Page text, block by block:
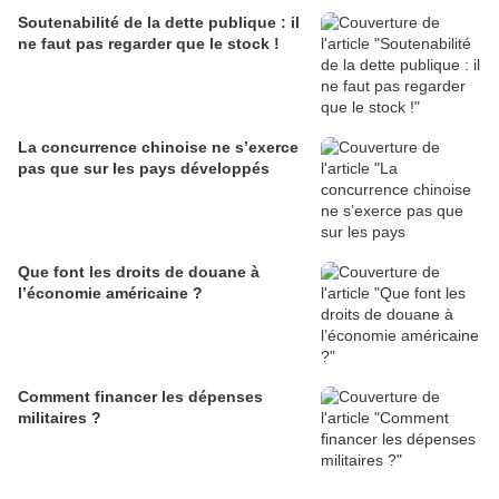
Soutenabilité de la dette publique : il
ne faut pas regarder que le stock !
La concurrence chinoise ne s’exerce
pas que sur les pays développés
Que font les droits de douane à
l’économie américaine ?
Comment financer les dépenses
militaires ?